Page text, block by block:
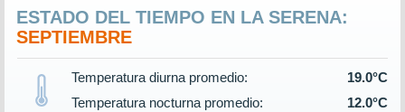
ESTADO DEL TIEMPO EN LA SERENA:
SEPTIEMBRE
Temperatura diurna promedio:
19.0°C
Temperatura nocturna promedio:
12.0°C